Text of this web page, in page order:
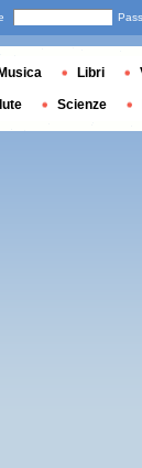
Musica Libri
Scienze